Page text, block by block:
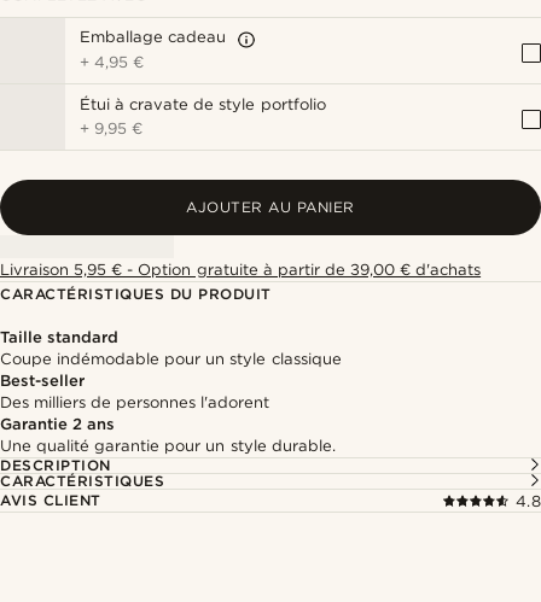
Emballage cadeau
+4,95 €
Étui à cravate de style portfolio
+ 9,95 €
AJOUTER AU PANIER
Livraison 5,95 € - Option gratuite à partir de 39,00 € d'achats
CARACTÉRISTIQUES DU PRODUIT
Taille standard
Coupe indémodable pour un style classique
Best-seller
Des milliers de personnes l'adorent
Garantie 2 ans
Une qualité garantie pour un style durable.
DESCRIPTION
CARACTÉRISTIQUES
AVIS CLIENT
4.8